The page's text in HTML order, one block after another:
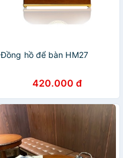
Đồng hồ để bàn HM27
420.000 đ